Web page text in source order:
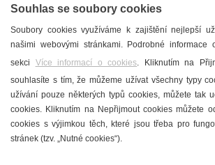
T. G. Masaryk
Mandloně
Ubytování
Restaurace
Městské muzeum a
Denní meníčka
Souhlas se soubory cookies
Soubory cookies využíváme k zajištění nejlepší
našimi webovými stránkami. Podrobné informace
sekci Více informací o cookies. Kliknutím na
souhlasíte s tím, že můžeme užívat všechny typy
užívání pouze některých typů cookies, můžete tak
cookies. Kliknutím na Nepřijmout cookies můžete
cookies s výjimkou těch, které jsou třeba pro
stránek (tzv. „Nutné cookies“).